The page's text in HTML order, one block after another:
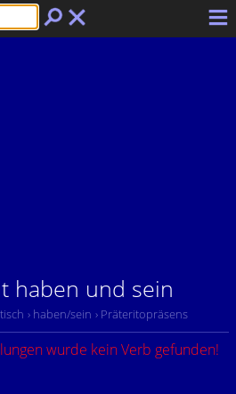
haben und sein
› haben/sein › Präteritopräsens
wurde kein Verb gefunden!